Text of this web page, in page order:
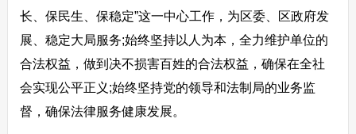
长、保民生、保稳定”这一中心工作，为区委、区政府发
展、稳定大局服务;始终坚持以人为本，全力维护单位的
合法权益，做到决不损害百姓的合法权益，确保在全社
会实现公平正义;始终坚持党的领导和法制局的业务监
督，确保法律服务健康发展。